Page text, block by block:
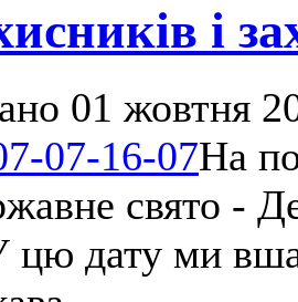
і
01 жовтня
На
свято -
цю дату ми